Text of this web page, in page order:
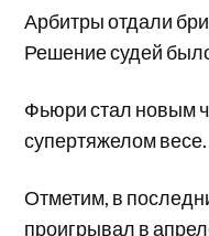
Арбитры отдали
Решение судей
Фьюри стал новым
супертяжелом весе.
Отметим, в
проигрывал в